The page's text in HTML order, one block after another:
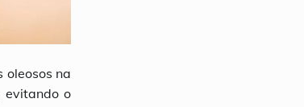
oleosos na
evitando o